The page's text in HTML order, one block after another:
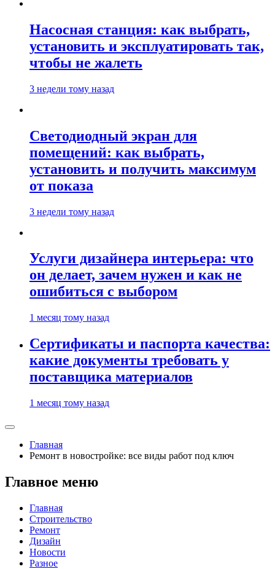
Насосная станция: как выбрать,
установить и эксплуатировать так,
чтобы не жалеть
3 недели тому назад
Светодиодный экран для
помещений: как выбрать,
установить и получить максимум
от показа
3 недели тому назад
Услуги дизайнера интерьера: что
он делает, зачем нужен и как не
ошибиться с выбором
1 месяц тому назад
Сертификаты и паспорта качества:
какие документы требовать у
поставщика материалов
1 месяц тому назад
Главная
Ремонт в новостройке: все виды работ под ключ
Главное меню
Главная
Строительство
Ремонт
Дизайн
Новости
Разное